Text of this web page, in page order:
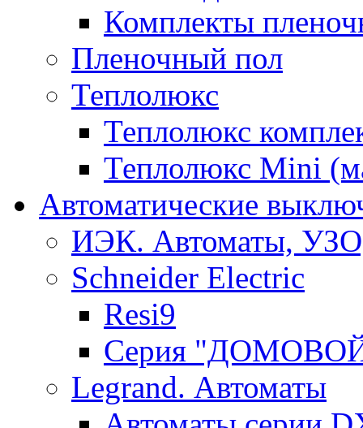
Комплекты
Пленочный пол
Теплолюкс
Теплолюкс
Теплолюкс Mini
Автоматические
ИЭК. Автоматы,
Schneider Electric
Resi9
Серия
Legrand. Автоматы